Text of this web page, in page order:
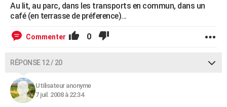
Au lit, au parc, dans les transports en commun, dans un
café (en terrasse de préference)...
Commenter 0
RÉPONSE 12 / 20
Utilisateur anonyme
7 juil. 2008 à 22:34